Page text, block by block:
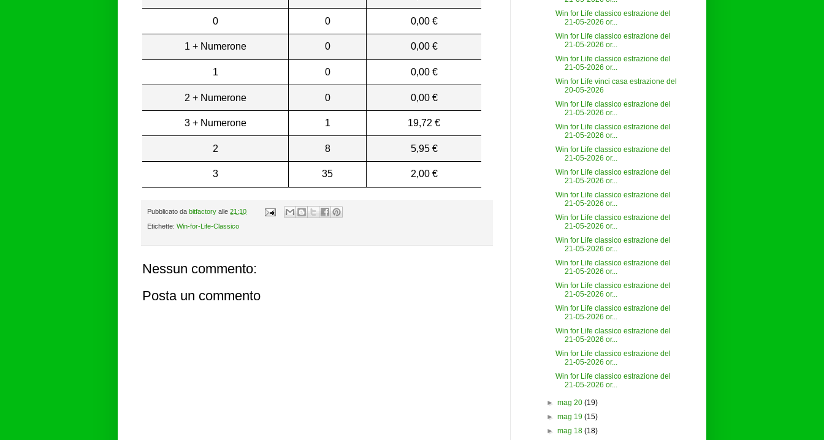
0 0 0,00 €
1 + Numerone 0 0,00 €
1 0 0,00 €
2 + Numerone 0 0,00 €
3 + Numerone 1 19,72 €
2 8 5,95 €
3 35 2,00 €
Pubblicato da bitfactory alle 21:10
Etichette: Win-for-Life-Classico
Nessun commento:
Posta un commento
Win for Life classico estrazione del
21-05-2026 or...
Win for Life classico estrazione del
21-05-2026 or...
Win for Life classico estrazione del
21-05-2026 or...
Win for Life vinci casa estrazione del
20-05-2026
Win for Life classico estrazione del
21-05-2026 or...
Win for Life classico estrazione del
21-05-2026 or...
Win for Life classico estrazione del
21-05-2026 or...
Win for Life classico estrazione del
21-05-2026 or...
Win for Life classico estrazione del
21-05-2026 or...
Win for Life classico estrazione del
21-05-2026 or...
Win for Life classico estrazione del
21-05-2026 or...
Win for Life classico estrazione del
21-05-2026 or...
Win for Life classico estrazione del
21-05-2026 or...
Win for Life classico estrazione del
21-05-2026 or...
Win for Life classico estrazione del
21-05-2026 or...
Win for Life classico estrazione del
21-05-2026 or...
Win for Life classico estrazione del
21-05-2026 or...
► mag 20 (19)
► mag 19 (15)
► mag 18 (18)